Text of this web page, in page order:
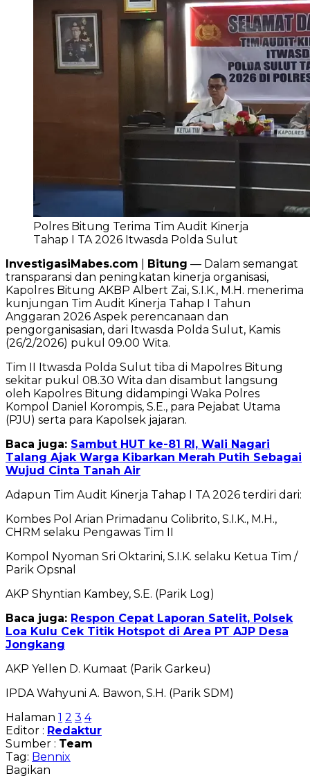
Polres Bitung Terima Tim Audit Kinerja
Tahap I TA 2026 Itwasda Polda Sulut
InvestigasiMabes.com
Bitung — Dalam semangat
transparansi dan peningkatan kinerja organisasi,
Kapolres Bitung AKBP Albert Zai, S.I.K., M.H. menerima
kunjungan Tim Audit Kinerja Tahap I Tahun
Anggaran 2026 Aspek perencanaan dan
pengorganisasian, dari Itwasda Polda Sulut, Kamis
(26/2/2026) pukul 09.00 Wita.
Tim II Itwasda Polda Sulut tiba di Mapolres Bitung
sekitar pukul 08.30 Wita dan disambut langsung
oleh Kapolres Bitung didampingi Waka Polres
Kompol Daniel Korompis, S.E., para Pejabat Utama
(PJU) serta para Kapolsek jajaran.
Baca juga: Sambut HUT ke-81 RI, Wali Nagari
Talang Ajak Warga Kibarkan Merah Putih Sebagai
Wujud Cinta Tanah Air
Adapun Tim Audit Kinerja Tahap I TA 2026 terdiri dari:
Kombes Pol Arian Primadanu Colibrito, S.I.K., M.H.,
CHRM selaku Pengawas Tim II
Kompol Nyoman Sri Oktarini, S.I.K. selaku Ketua Tim /
Parik Opsnal
AKP Shyntian Kambey, S.E. (Parik Log)
Baca juga: Respon Cepat Laporan Satelit, Polsek
Loa Kulu Cek Titik Hotspot di Area PT AJP Desa
Jongkang
AKP Yellen D. Kumaat (Parik Garkeu)
IPDA Wahyuni A. Bawon, S.H. (Parik SDM)
Halaman 1 2 3 4
Editor : Redaktur
Sumber : Team
Tag: Bennix
Bagikan